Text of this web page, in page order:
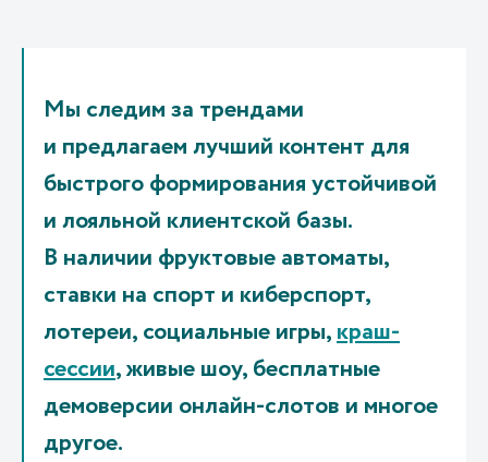
Мы следим за трендами
и предлагаем лучший контент для
быстрого формирования устойчивой
и лояльной клиентской базы.
В наличии фруктовые автоматы,
ставки на спорт и киберспорт,
лотереи, социальные игры,краш-
сессии, живые шоу, бесплатные
демоверсии онлайн-слотов и многое
другое.